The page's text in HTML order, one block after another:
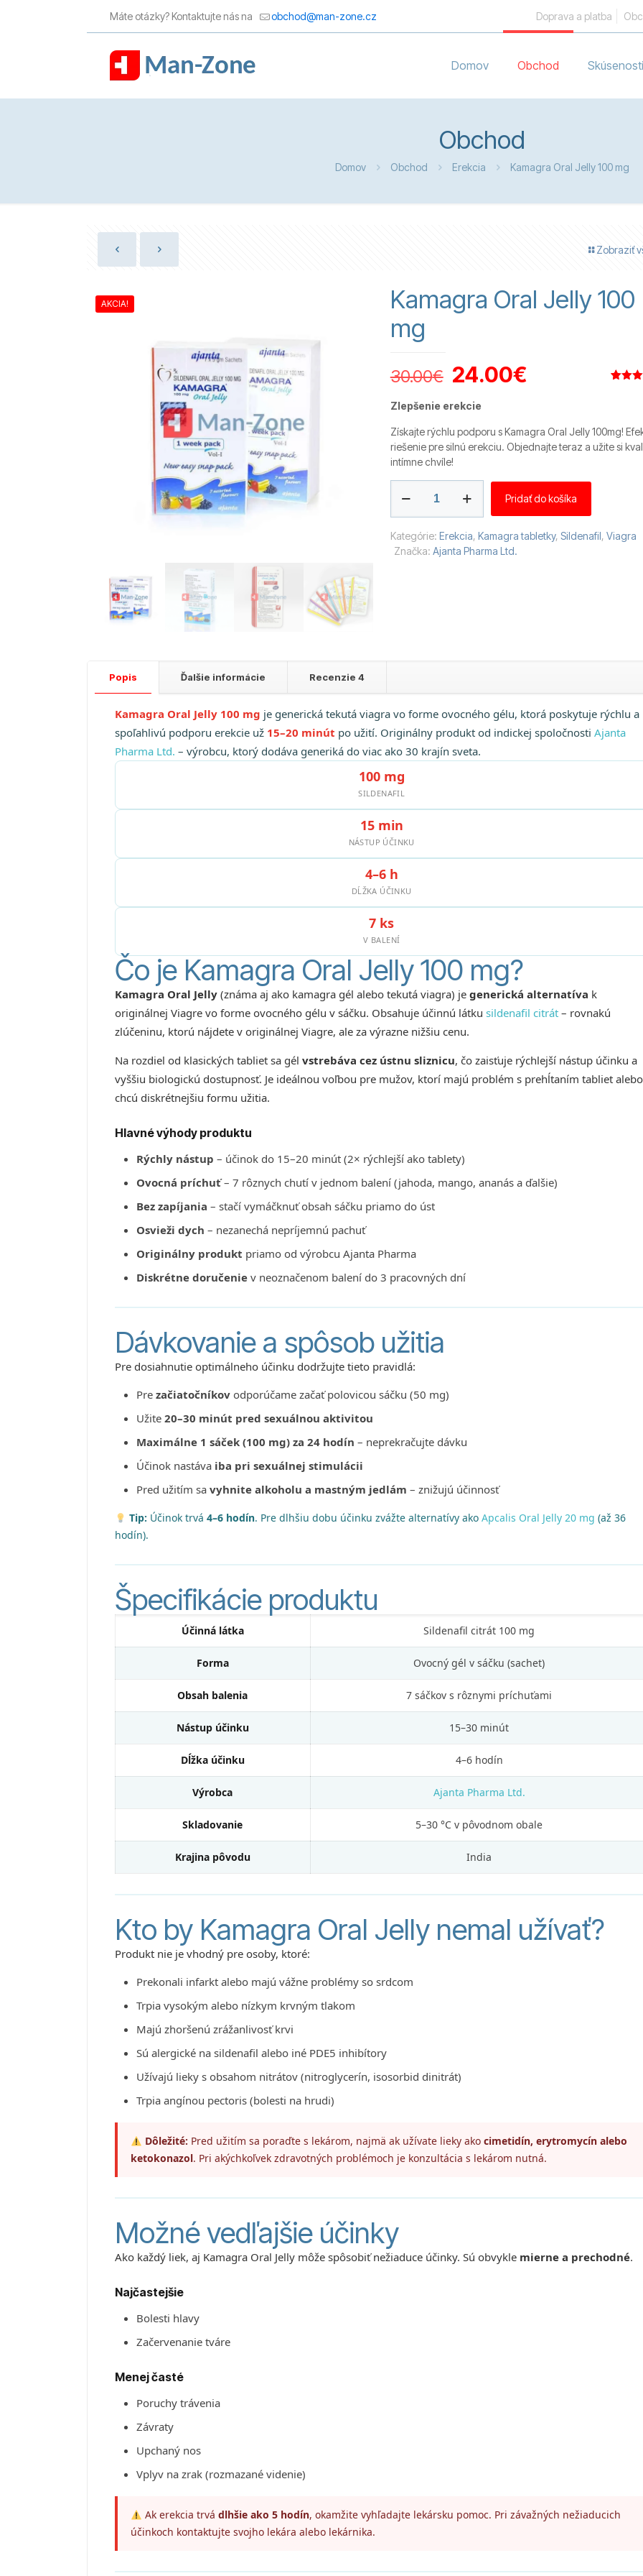
Máte otázky? Kontaktujte nás na obchod@man-zone.cz Doprava a platba
Domov Obchod Skúsenosti
Obchod
Domov Obchod Erekcia Kamagra Oral Jelly 100 mg
Zobraziť
AKCIA!
Kamagra Oral Jelly 100
mg
recenzií
30.00€ Pôvodná
cena
bola:
30.00€.
24.00€Aktuálna
24.00€.
Zlepšenie erekcie
Získajte rýchlu podporu s Kamagra Oral Jelly 100mg!
riešenie pre silnú erekciu. Objednajte teraz a užite si
intímne chvíle!
Kamagra
Oral
Jelly
100
Pridať do košíka
Kategórie: Erekcia, Kamagra tabletky, Sildenafil, Viagra
Značka: Ajanta Pharma Ltd.
Popis Ďalšie informácie Recenzie 4
Kamagra Oral Jelly 100 mg je generická tekutá viagra vo forme ovocného gélu, ktorá poskytuje rýchlu a
spoľahlivú podporu erekcie už 15–20 minút po užití. Originálny produkt od indickej spoločnosti Ajanta
Pharma Ltd. – výrobcu, ktorý dodáva generiká do viac ako 30 krajín sveta.
100 mg
SILDENAFIL
15 min
NÁSTUP ÚČINKU
4–6 h
DĹŽKA ÚČINKU
7 ks
V BALENÍ
Čo je Kamagra Oral Jelly 100 mg?
Kamagra Oral Jelly(známa aj ako kamagra gél alebo tekutá viagra) je generická alternatíva k
originálnej Viagre vo forme ovocného gélu v sáčku. Obsahuje účinnú látku sildenafil citrát– rovnakú
zlúčeninu, ktorú nájdete v originálnej Viagre, ale za výrazne nižšiu cenu.
Na rozdiel od klasických tabliet sa gél vstrebáva cez ústnu sliznicu, čo zaisťuje rýchlejší nástup účinku a
vyššiu biologickú dostupnosť. Je ideálnou voľbou pre mužov, ktorí majú problém s prehĺtaním tabliet alebo
chcú diskrétnejšiu formu užitia.
Hlavné výhody produktu
Rýchly nástup – účinok do 15–20 minút (2× rýchlejší ako tablety)
Ovocná príchuť– 7 rôznych chutí v jednom balení (jahoda, mango, ananás a ďalšie)
Bez zapíjania – stačí vymáčknuť obsah sáčku priamo do úst
Osvieži dych – nezanechá nepríjemnú pachuť
Originálny produkt priamo od výrobcu Ajanta Pharma
Diskrétne doručeniev neoznačenom balení do 3 pracovných dní
Dávkovanie a spôsob užitia
Pre dosiahnutie optimálneho účinku dodržujte tieto pravidlá:
Pre začiatočníkovodporúčame začať polovicou sáčku (50 mg)
Užite 20–30 minút pred sexuálnou aktivitou
Maximálne 1 sáček (100 mg) za 24 hodín – neprekračujte dávku
Účinok nastáva iba pri sexuálnej stimulácii
Pred užitím sa vyhnite alkoholu a mastným jedlám – znižujú účinnosť
Tip: Účinok trvá 4–6 hodín. Pre dlhšiu dobu účinku zvážte alternatívy ako Apcalis Oral Jelly 20 mg (až 36
hodín).
Špecifikácie produktu
Účinná látka Sildenafil citrát 100 mg
Forma Ovocný gél v sáčku (sachet)
Obsah balenia 7 sáčkov s rôznymi príchuťami
Nástup účinku 15–30 minút
Dĺžka účinku 4–6 hodín
Výrobca Ajanta Pharma Ltd.
Skladovanie 5–30 °C v pôvodnom obale
Krajina pôvodu India
Kto by Kamagra Oral Jelly nemal užívať?
Produkt nie je vhodný pre osoby, ktoré:
Prekonali infarkt alebo majú vážne problémy so srdcom
Trpia vysokým alebo nízkym krvným tlakom
Majú zhoršenú zrážanlivosť krvi
Sú alergické na sildenafil alebo iné PDE5 inhibítory
Užívajú lieky s obsahom nitrátov (nitroglycerín, isosorbid dinitrát)
Trpia angínou pectoris (bolesti na hrudi)
Dôležité: Pred užitím sa poraďte s lekárom, najmä ak užívate lieky ako cimetidín, erytromycín alebo
ketokonazol. Pri akýchkoľvek zdravotných problémoch je konzultácia s lekárom nutná.
Možné vedľajšie účinky
Ako každý liek, aj Kamagra Oral Jelly môže spôsobiť nežiaduce účinky. Sú obvykle mierne a prechodné.
Najčastejšie
Bolesti hlavy
Začervenanie tváre
Menej časté
Poruchy trávenia
Závraty
Upchaný nos
Vplyv na zrak (rozmazané videnie)
Ak erekcia trvá dlhšie ako 5 hodín, okamžite vyhľadajte lekársku pomoc. Pri závažných nežiaducich
účinkoch kontaktujte svojho lekára alebo lekárnika.